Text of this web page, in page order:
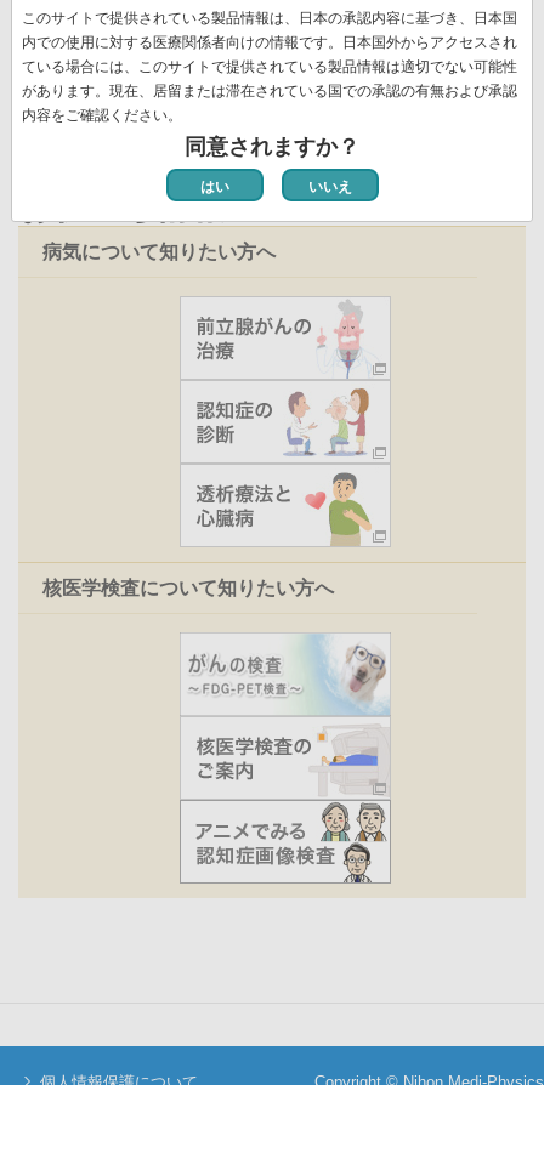
ー
ジ
ジ
ト
ペ
ー
ジ
ジ
ジ
ー
ジ
ペ
ー
ジ
新着情報一覧
お役立ち情報
病気について知りたい方へ
核医学検査について知りたい方へ
個人情報保護について
Copyright © Nihon Medi-Physics
このサイトで提供されている製品情報は、日本の承認内容に基づき、日本国
内での使用に対する医療関係者向けの情報です。日本国外からアクセスされ
ている場合には、このサイトで提供されている製品情報は適切でない可能性
があります。現在、居留または滞在されている国での承認の有無および承認
内容をご確認ください。
同意されますか？
はい いいえ